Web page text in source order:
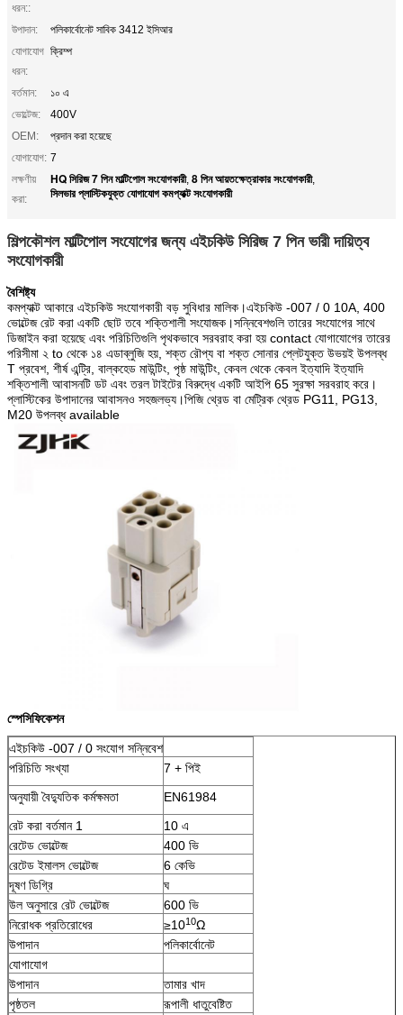
ধরন::
উপাদান:
পলিকার্বোনেট সাবিক 3412 ইসিআর
যোগাযোগ
ধরন:
ক্রিম্প
বর্তমান:
১০ এ
ভোল্টেজ:
400V
OEM:
প্রদান করা হয়েছে
যোগাযোগ: 7
লক্ষণীয়
করা:
HQ সিরিজ 7 পিন মাল্টিপোল সংযোগকারী, 8 পিন আয়তক্ষেত্রাকার সংযোগকারী,
সিলভার প্লাস্টিকযুক্ত যোগাযোগ কমপ্যাক্ট সংযোগকারী
শিল্পকৌশল মাল্টিপোল সংযোগের জন্য এইচকিউ সিরিজ 7 পিন ভারী দায়িত্ব
সংযোগকারী
বৈশিষ্ট্য
কমপ্যাক্ট আকারে এইচকিউ সংযোগকারী বড় সুবিধার মালিক।এইচকিউ -007 / 0 10A, 400
ভোল্টেজ রেট করা একটি ছোট তবে শক্তিশালী সংযোজক।সন্নিবেশগুলি তারের সংযোগের সাথে
ডিজাইন করা হয়েছে এবং পরিচিতিগুলি পৃথকভাবে সরবরাহ করা হয় contact যোগাযোগের তারের
পরিসীমা ২ to থেকে ১৪ এডাব্লুজি হয়, শক্ত রৌপ্য বা শক্ত সোনার প্লেটযুক্ত উভয়ই উপলব্ধ
T প্রবেশ, শীর্ষ এন্ট্রি, বাল্কহেড মাউন্টিং, পৃষ্ঠ মাউন্টিং, কেবল থেকে কেবল ইত্যাদি ইত্যাদি
শক্তিশালী আবাসনটি ডট এবং তরল টাইটের বিরুদ্ধে একটি আইপি 65 সুরক্ষা সরবরাহ করে।
প্লাস্টিকের উপাদানের আবাসনও সহজলভ্য।পিজি থ্রেড বা মেট্রিক থ্রেড PG11, PG13,
M20 উপলব্ধ available
স্পেসিফিকেশন
এইচকিউ -007 / 0 সংযোগ সন্নিবেশ
পরিচিতি সংখ্যা
7 + পিই
অনুযায়ী বৈদ্যুতিক কর্মক্ষমতা
EN61984
রেট করা বর্তমান 1
10 এ
রেটেড ভোল্টেজ
400 ভি
রেটেড ইমালস ভোল্টেজ
6 কেভি
দূষণ ডিগ্রি
ঘ
উল অনুসারে রেট ভোল্টেজ
600 ভি
নিরোধক প্রতিরোধের
≥1010Ω
উপাদান
পলিকার্বোনেট
যোগাযোগ
উপাদান
তামার খাদ
পৃষ্ঠতল
রূপালী ধাতুবেষ্টিত